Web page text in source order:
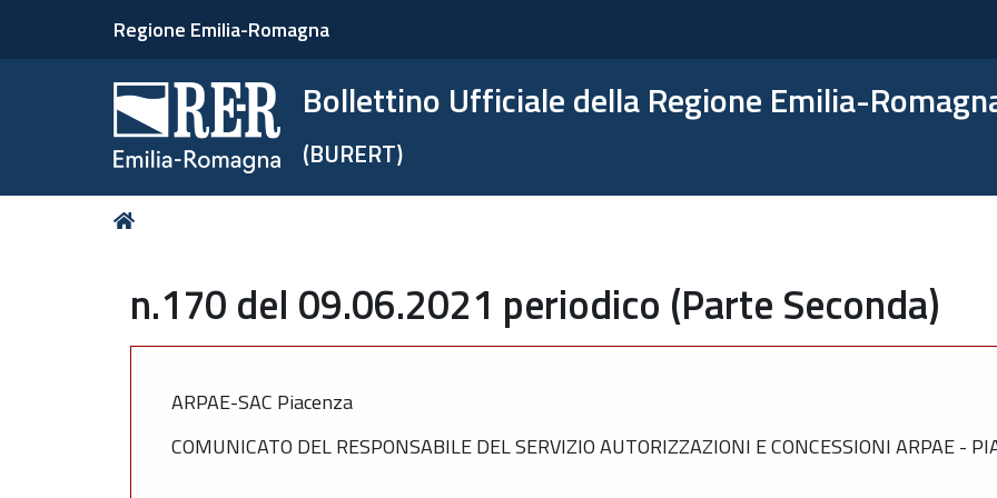
Regione Emilia-Romagna
Bollettino Ufficiale della Regione Emilia-
(BURERT)
Tu
n.170 del 09.06.2021 periodico (Parte Seconda)
ARPAE-SAC Piacenza
COMUNICATO DEL RESPONSABILE DEL SERVIZIO AUTORIZZAZIONI E CONCESSIONI ARPAE -